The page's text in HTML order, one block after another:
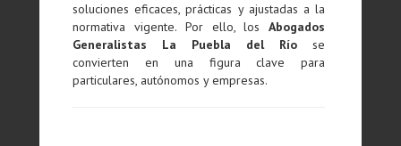
soluciones eficaces, prácticas y ajustadas a la
normativa vigente. Por ello, losAbogados
Generalistas La Puebla del Río se
convierten en una figura clave para
particulares, autónomos y empresas.